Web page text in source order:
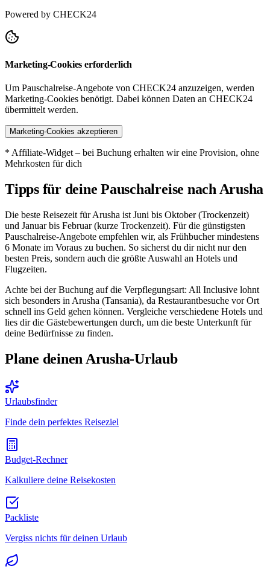
Powered by CHECK24
Marketing-Cookies erforderlich
Um Pauschalreise-Angebote von CHECK24 anzuzeigen, werden
Marketing-Cookies benötigt. Dabei können Daten an CHECK24
übermittelt werden.
Marketing-Cookies akzeptieren
* Affiliate-Widget – bei Buchung erhalten wir eine Provision, ohne
Mehrkosten für dich
Tipps für deine Pauschalreise nach Arusha
Die beste Reisezeit für Arusha ist Juni bis Oktober (Trockenzeit)
und Januar bis Februar (kurze Trockenzeit). Für die günstigsten
Pauschalreise-Angebote empfehlen wir, als Frühbucher mindestens
6 Monate im Voraus zu buchen. So sicherst du dir nicht nur den
besten Preis, sondern auch die größte Auswahl an Hotels und
Flugzeiten.
Achte bei der Buchung auf die Verpflegungsart: All Inclusive lohnt
sich besonders in Arusha (Tansania), da Restaurantbesuche vor Ort
schnell ins Geld gehen können. Vergleiche verschiedene Hotels und
lies dir die Gästebewertungen durch, um die beste Unterkunft für
deine Bedürfnisse zu finden.
Plane deinen Arusha-Urlaub
Urlaubsfinder
Finde dein perfektes Reiseziel
Budget-Rechner
Kalkuliere deine Reisekosten
Packliste
Vergiss nichts für deinen Urlaub